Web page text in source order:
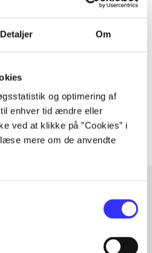
Detaljer Om
og optimering af
enhver tid ændre eller
ved at klikke på ”Cookies” i
mere om de anvendte
sit amet ...
om
emner